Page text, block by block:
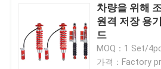
차량을 위해
원격 저장 용
드
MOQ：1 Set/
가격：Factory